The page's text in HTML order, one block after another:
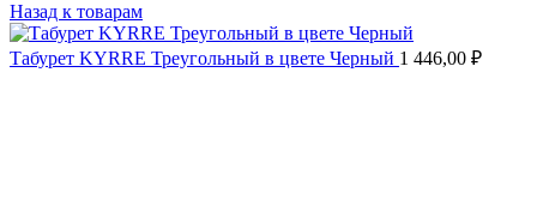
Назад к товарам
Табурет KYRRE Треугольный в цвете Черный 1 446,00 ₽